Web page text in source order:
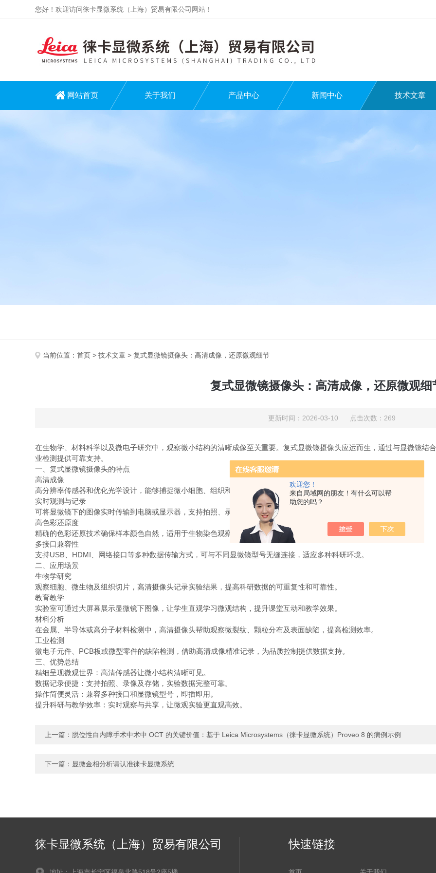
欢迎您！
来自局域网的朋友！有什么可以帮
助您的吗？
您好！欢迎访问徕卡显微系统（上海）贸易有限公司网站！
网站首页 关于我们 产品中心 新闻中心 技术文章
当前位置： 首页 > 技术文章 > 复式显微镜摄像头：高清成像，还原微观细节
复式显微镜摄像头：高清成像，还原微观细
更新时间：2026-03-10 点击次数：269
在生物学、材料科学以及微电子研究中，观察微小结构的清晰成像至关重要。复式显微镜摄像头应运而生，通过与显微镜结
业检测提供可靠支持。
一、复式显微镜摄像头的特点
高清成像
高分辨率传感器和优化光学设计，能够捕捉微小细胞、组织和材料表面的精细结构，让微观世界清晰可见。
实时观测与记录
可将显微镜下的图像实时传输到电脑或显示器，支持拍照、录像及图像存储，方便实验数据记录和分析。
高色彩还原度
精确的色彩还原技术确保样本颜色自然，适用于生物染色观察及材料表面分析，提升实验精度。
多接口兼容性
支持USB、HDMI、网络接口等多种数据传输方式，可与不同显微镜型号无缝连接，适应多种科研环境。
二、应用场景
生物学研究
观察细胞、微生物及组织切片，高清摄像头记录实验结果，提高科研数据的可重复性和可靠性。
教育教学
实验室可通过大屏幕展示显微镜下图像，让学生直观学习微观结构，提升课堂互动和教学效果。
材料分析
在金属、半导体或高分子材料检测中，高清摄像头帮助观察微裂纹、颗粒分布及表面缺陷，提高检测效率。
工业检测
微电子元件、PCB板或微型零件的缺陷检测，借助高清成像精准记录，为品质控制提供数据支持。
三、优势总结
精细呈现微观世界：高清传感器让微小结构清晰可见。
数据记录便捷：支持拍照、录像及存储，实验数据完整可靠。
操作简便灵活：兼容多种接口和显微镜型号，即插即用。
提升科研与教学效率：实时观察与共享，让微观实验更直观高效。
上一篇： 脱位性白内障手术中术中 OCT 的关键价值：基于 Leica Microsystems（徕卡显微系统）Proveo 8 的病例示例
下一篇： 显微金相分析请认准徕卡显微系统
徕卡显微系统（上海）贸易有限公司 快速链接